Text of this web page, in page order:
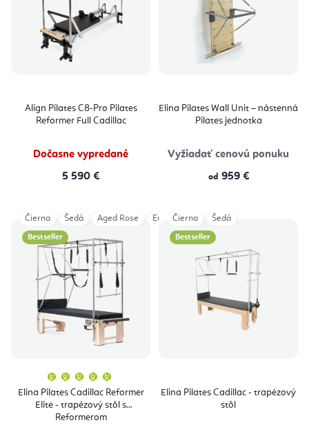
Align Pilates C8-Pro Pilates
Reformer Full Cadillac
Dočasne vypredané
5 590 €
Elina Pilates Wall Unit – nástenná
Pilates jednotka
Vyžiadať cenovú ponuku
od 959 €
Bestseller
Elina Pilates Cadillac Reformer
Elite - trapézový stôl s
Reformerom
produktu
je
5,0
Čierna Šedá Aged Rose Eucalyptus
Bestseller
Elina Pilates Cadillac - trapézový
stôl
Čierna Šedá